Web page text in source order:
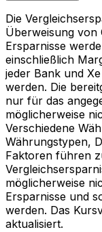
Die
Überweisung von
Ersparnisse
einschließlich
jeder Bank und
werden. Die
nur für das
möglicherweise
Verschiedene
Währungstypen,
Faktoren führen
möglicherweise
Ersparnisse und
werden. Das
aktualisiert.